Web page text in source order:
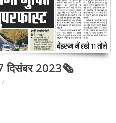
दिसंबर 2023🗞
7